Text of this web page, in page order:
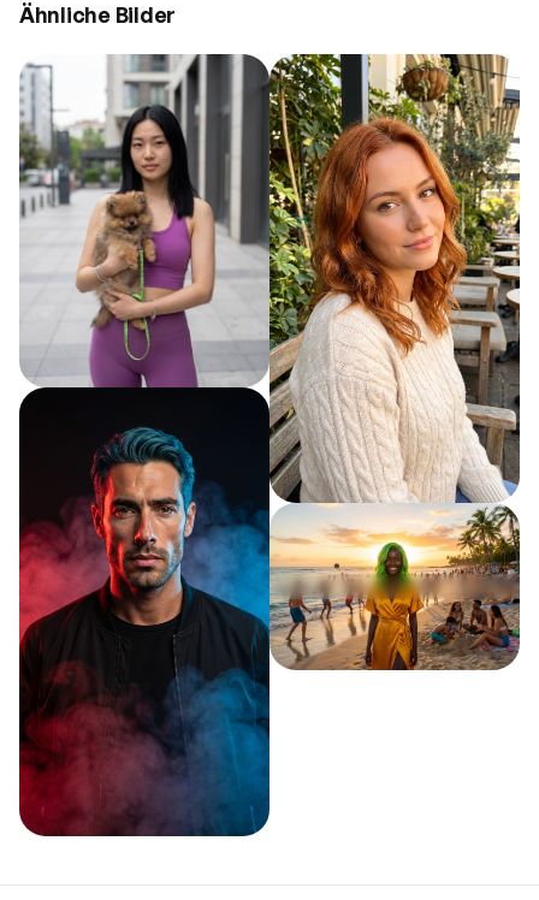
Ähnliche Bilder